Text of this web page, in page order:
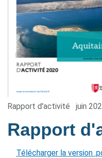
Rapport d'activité juin
Rapport
Télécharger la version